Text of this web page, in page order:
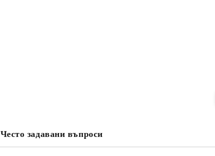
Често задавани въпроси